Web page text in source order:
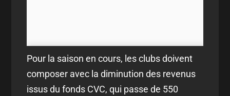
Pour la saison en cours, les clubs doivent
composer avec la diminution des revenus
issus du fonds CVC, qui passe de 550